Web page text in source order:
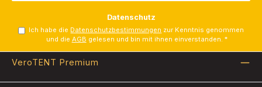
Datenschutz
Ich habe die Datenschutzbestimmungen zur Kenntnis genommen
und die AGB gelesen und bin mit ihnen einverstanden. *
VeroTENT Premium